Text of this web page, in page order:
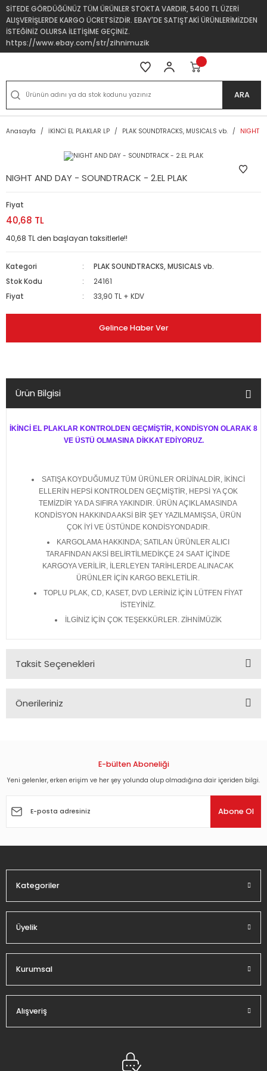
SİTEDE GÖRDÜĞÜNÜZ TÜM ÜRÜNLER STOKTA VARDIR, 5400 TL ÜZERİ
ALIŞVERİŞLERDE KARGO ÜCRETSİZDİR. EBAY'DE SATIŞTAKİ ÜRÜNLERİMİZDEN
İSTEĞİNİZ OLURSA İLETİŞİME GEÇİNİZ.
https://www.ebay.com/str/zihnimuzik
ARA
Anasayfa İKİNCİ EL PLAKLAR LP PLAK SOUNDTRACKS, MUSICALS vb. NIGHT
NIGHT AND DAY - SOUNDTRACK - 2.EL PLAK
Fiyat
40,68 TL
40,68 TL den başlayan taksitlerle!!
Kategori
PLAK SOUNDTRACKS, MUSICALS vb.
Stok Kodu
24161
Fiyat
33,90 TL + KDV
Gelince Haber Ver
Ürün Bilgisi
İKİNCİ EL PLAKLAR KONTROLDEN GEÇMİŞTİR, KONDİSYON OLARAK 8
VE ÜSTÜ OLMASINA DİKKAT EDİYORUZ.
SATIŞA KOYDUĞUMUZ TÜM ÜRÜNLER ORİJİNALDİR, İKİNCİ
ELLERİN HEPSİ KONTROLDEN GEÇMİŞTİR, HEPSİ YA ÇOK
TEMİZDİR YA DA SIFIRA YAKINDIR. ÜRÜN AÇIKLAMASINDA
KONDİSYON HAKKINDA AKSİ BİR ŞEY YAZILMAMIŞSA, ÜRÜN
ÇOK İYİ VE ÜSTÜNDE KONDİSYONDADIR.
KARGOLAMA HAKKINDA; SATILAN ÜRÜNLER ALICI
TARAFINDAN AKSİ BELİRTİLMEDİKÇE 24 SAAT İÇİNDE
KARGOYA VERİLİR, İLERLEYEN TARİHLERDE ALINACAK
ÜRÜNLER İÇİN KARGO BEKLETİLİR.
TOPLU PLAK, CD, KASET, DVD LERİNİZ İÇİN LÜTFEN FİYAT
İSTEYİNİZ.
İLGİNİZ İÇİN ÇOK TEŞEKKÜRLER. ZİHNİMÜZİK
Taksit Seçenekleri
Önerileriniz
Görüş ve önerileriniz için teşekkür ederiz.
Ürün açıklamasında eksik bilgiler bulunuyor.
Ürün fiyatı diğer sitelerden daha pahalı.
E-bülten Aboneliği
Yeni gelenler, erken erişim ve her şey yolunda olup olmadığına dair içeriden bilgi.
Abone Ol
Kategoriler
Üyelik
Kurumsal
Alışveriş